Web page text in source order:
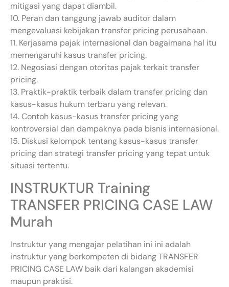
mitigasi yang dapat diambil.
10. Peran dan tanggung jawab auditor dalam
mengevaluasi kebijakan transfer pricing perusahaan.
11. Kerjasama pajak internasional dan bagaimana hal itu
memengaruhi kasus transfer pricing.
12. Negosiasi dengan otoritas pajak terkait transfer
pricing.
13. Praktik-praktik terbaik dalam transfer pricing dan
kasus-kasus hukum terbaru yang relevan.
14. Contoh kasus-kasus transfer pricing yang
kontroversial dan dampaknya pada bisnis internasional.
15. Diskusi kelompok tentang kasus-kasus transfer
pricing dan strategi transfer pricing yang tepat untuk
situasi tertentu.
INSTRUKTUR Training
TRANSFER PRICING CASE LAW
Murah
Instruktur yang mengajar pelatihan ini ini adalah
instruktur yang berkompeten di bidang TRANSFER
PRICING CASE LAW baik dari kalangan akademisi
maupun praktisi.